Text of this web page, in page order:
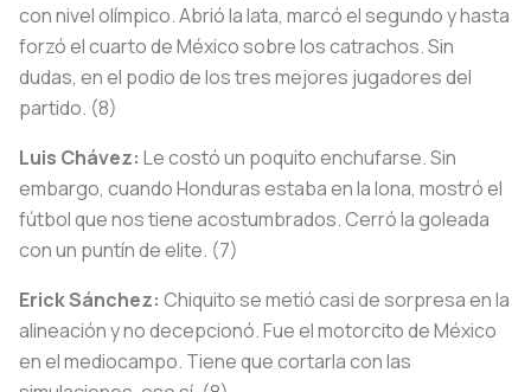
con nivel olímpico. Abrió la lata, marcó el segundo y hasta
forzó el cuarto de México sobre los catrachos. Sin
dudas, en el podio de los tres mejores jugadores del
partido. (8)
Luis Chávez: Le costó un poquito enchufarse. Sin
embargo, cuando Honduras estaba en la lona, mostró el
fútbol que nos tiene acostumbrados. Cerró la goleada
con un puntín de elite. (7)
Erick Sánchez: Chiquito se metió casi de sorpresa en la
alineación y no decepcionó. Fue el motorcito de México
en el mediocampo. Tiene que cortarla con las